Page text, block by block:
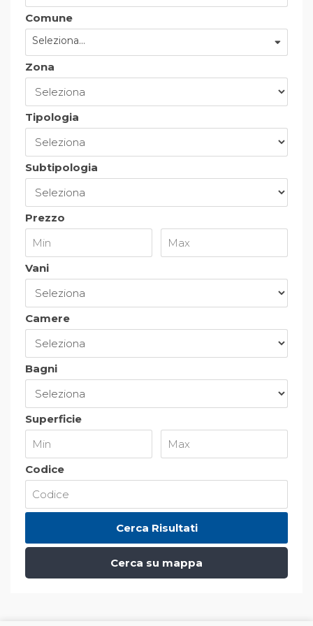
Comune
Seleziona...
Zona
Tipologia
Subtipologia
Prezzo
Vani
Camere
Bagni
Superficie
Codice
Cerca su mappa